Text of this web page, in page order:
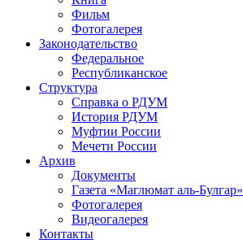
Фильм
Фотогалерея
Законодательство
Федеральное
Республиканское
Структура
Справка о РДУМ
История РДУМ
Муфтии России
Мечети России
Архив
Документы
Газета «Маглюмат аль-Булгар»
Фотогалерея
Видеогалерея
Контакты